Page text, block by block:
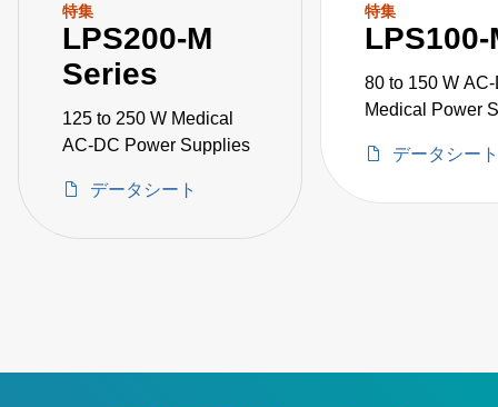
特集
LPS200-M
Series
125 to 250 W Medical
AC-DC Power Supplies
データシート
特集
LPS100-
80 to 150 W
Medical Power
データシート